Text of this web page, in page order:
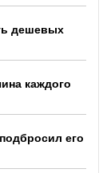
дешевых
каждого
его